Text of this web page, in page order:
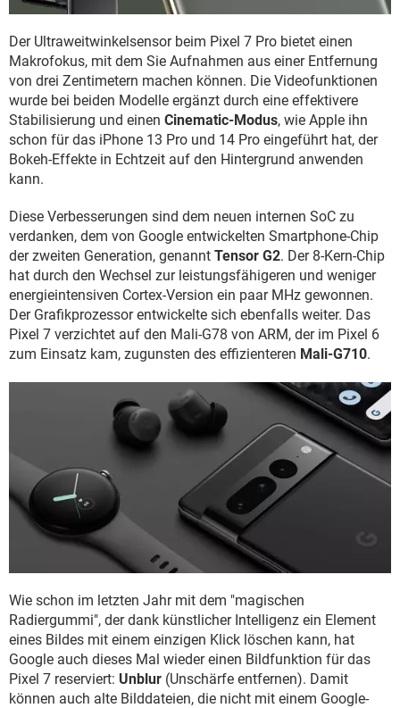
Der Ultraweitwinkelsensor beim Pixel 7 Pro bietet einen
Makrofokus, mit dem Sie Aufnahmen aus einer Entfernung
von drei Zentimetern machen können. Die Videofunktionen
wurde bei beiden Modelle ergänzt durch eine effektivere
Stabilisierung und einen Cinematic-Modus, wie Apple ihn
schon für das iPhone 13 Pro und 14 Pro eingeführt hat, der
Bokeh-Effekte in Echtzeit auf den Hintergrund anwenden
kann.
Diese Verbesserungen sind dem neuen internen SoC zu
verdanken, dem von Google entwickelten Smartphone-Chip
der zweiten Generation, genannt Tensor G2. Der 8-Kern-Chip
hat durch den Wechsel zur leistungsfähigeren und weniger
energieintensiven Cortex-Version ein paar MHz gewonnen.
Der Grafikprozessor entwickelte sich ebenfalls weiter. Das
Pixel 7 verzichtet auf den Mali-G78 von ARM, der im Pixel 6
zum Einsatz kam, zugunsten des effizienteren Mali-G710.
Wie schon im letzten Jahr mit dem "magischen
Radiergummi", der dank künstlicher Intelligenz ein Element
eines Bildes mit einem einzigen Klick löschen kann, hat
Google auch dieses Mal wieder einen Bildfunktion für das
Pixel 7 reserviert: Unblur (Unschärfe entfernen). Damit
können auch alte Bilddateien, die nicht mit einem Google-